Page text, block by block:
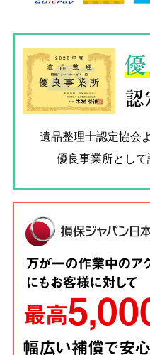
認
遺品整理士認定協会
優良事業所として